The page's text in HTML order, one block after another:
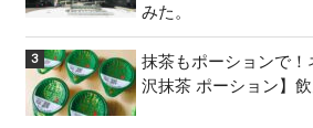
みた。
抹茶もポーションで！
沢抹茶 ポーション】飲